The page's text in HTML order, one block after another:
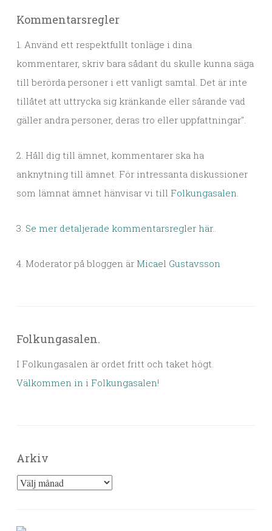
Kommentarsregler
1. Använd ett respektfullt tonläge i dina
kommentarer, skriv bara sådant du skulle kunna säga
till berörda personer i ett vanligt samtal. Det är inte
tillåtet att uttrycka sig kränkande eller sårande vad
gäller andra personer, deras tro eller uppfattningar".
2. Håll dig till ämnet, kommentarer ska ha
anknytning till ämnet. För intressanta diskussioner
som lämnat ämnet hänvisar vi till Folkungasalen.
3. Se mer detaljerade kommentarsregler här..
4. Moderator på bloggen är Micael Gustavsson
Folkungasalen.
I Folkungasalen är ordet fritt och taket högt.
Välkommen in i Folkungasalen!
Arkiv
Arkiv